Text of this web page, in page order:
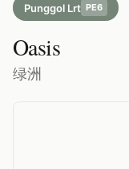
Punggol Lrt PE6
Oasis
绿洲